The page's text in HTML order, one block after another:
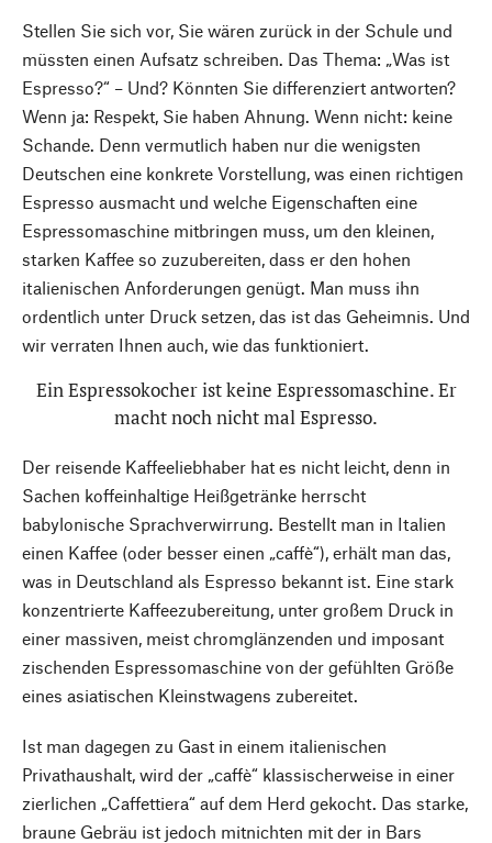
Stellen Sie sich vor, Sie wären zurück in der Schule und
müssten einen Aufsatz schreiben. Das Thema: „Was ist
Espresso?“ – Und? Könnten Sie differenziert antworten?
Wenn ja: Respekt, Sie haben Ahnung. Wenn nicht: keine
Schande. Denn vermutlich haben nur die wenigsten
Deutschen eine konkrete Vorstellung, was einen richtigen
Espresso ausmacht und welche Eigenschaften eine
Espressomaschine mitbringen muss, um den kleinen,
starken Kaffee so zuzubereiten, dass er den hohen
italienischen Anforderungen genügt. Man muss ihn
ordentlich unter Druck setzen, das ist das Geheimnis. Und
wir verraten Ihnen auch, wie das funktioniert.
Ein Espressokocher ist keine Espressomaschine. Er
macht noch nicht mal Espresso.
Der reisende Kaffeeliebhaber hat es nicht leicht, denn in
Sachen koffeinhaltige Heißgetränke herrscht
babylonische Sprachverwirrung. Bestellt man in Italien
einen Kaffee (oder besser einen „caffè“), erhält man das,
was in Deutschland als Espresso bekannt ist. Eine stark
konzentrierte Kaffeezubereitung, unter großem Druck in
einer massiven, meist chromglänzenden und imposant
zischenden Espressomaschine von der gefühlten Größe
eines asiatischen Kleinstwagens zubereitet.
Ist man dagegen zu Gast in einem italienischen
Privathaushalt, wird der „caffè“ klassischerweise in einer
zierlichen „Caffettiera“ auf dem Herd gekocht. Das starke,
braune Gebräu ist jedoch mitnichten mit der in Bars